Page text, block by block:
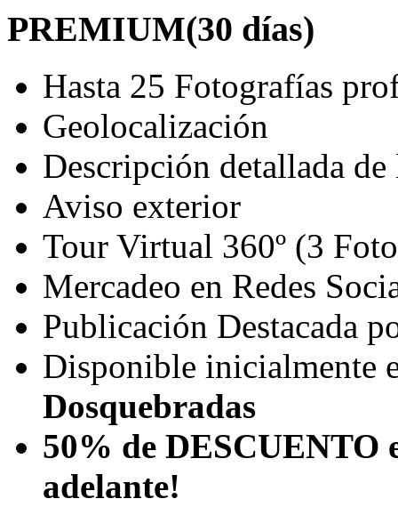
PREMIUM(30 días)
Hasta 25 Fotografías
Geolocalización
Descripción detallada
Aviso exterior
Tour Virtual 360º (3
Mercadeo en Redes
Publicación Destacada
Disponible inicialmente
Dosquebradas
50% de DESCUENTO
adelante!